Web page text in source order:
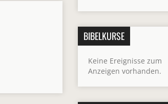
BIBELKURSE
Keine Ereignisse zum
Anzeigen vorhanden.